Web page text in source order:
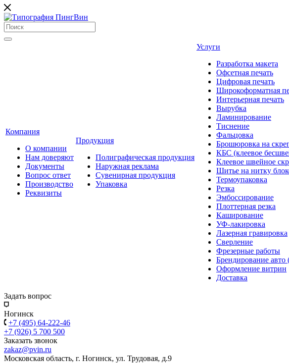
Компания
О компании
Нам доверяют
Документы
Вопрос ответ
Производство
Реквизиты
Продукция
Полиграфическая продукция
Наружная реклама
Сувенирная продукция
Упаковка
Услуги
Разработка макета
Офсетная печать
Цифровая печать
Широкоформатная
Интерьерная печать
Вырубка
Ламинирование
Тиснение
Фальцовка
Брошюровка на
КБС (клеевое
Клеевое швейное
Шитье на нитку
Термоупаковка
Резка
Эмбоссирование
Плоттерная резка
Каширование
УФ-лакировка
Лазерная гравировка
Сверление
Фрезерные работы
Брендирование авто
Оформление витрин
Доставка
Задать вопрос
Ногинск
+7 (495) 64-222-46
+7 (926) 5 700 500
Заказать звонок
zakaz@pvin.ru
Московская область, г. Ногинск, ул. Трудовая, д.9